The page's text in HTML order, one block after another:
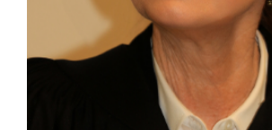
קרא עוד